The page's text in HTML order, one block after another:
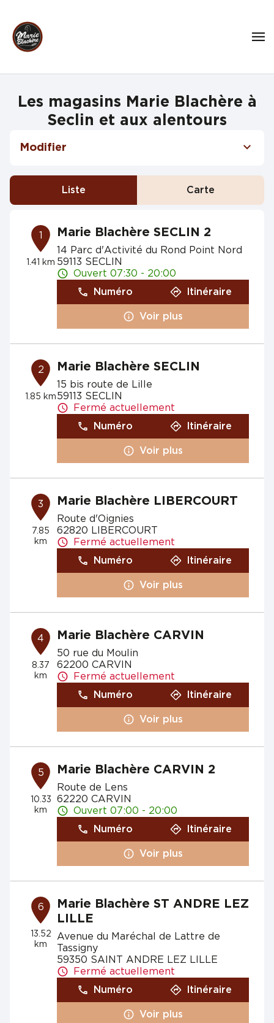
Les magasins Marie Blachère à
Seclin et aux alentours
Modifier
Liste Carte
1
1.41 km
Marie Blachère SECLIN 2
14 Parc d'Activité du Rond Point Nord
59113 SECLIN
Ouvert 07:30 - 20:00
Numéro
Itinéraire
Voir plus
2
1.85 km
Marie Blachère SECLIN
15 bis route de Lille
59113 SECLIN
Fermé actuellement
Numéro
Itinéraire
Voir plus
3
7.85
km
Marie Blachère LIBERCOURT
Route d'Oignies
62820 LIBERCOURT
Fermé actuellement
Numéro
Itinéraire
Voir plus
4
8.37
km
Marie Blachère CARVIN
50 rue du Moulin
62200 CARVIN
Fermé actuellement
Numéro
Itinéraire
Voir plus
5
10.33
km
Marie Blachère CARVIN 2
Route de Lens
62220 CARVIN
Ouvert 07:00 - 20:00
Numéro
Itinéraire
Voir plus
6
13.52
km
Marie Blachère ST ANDRE LEZ
LILLE
Avenue du Maréchal de Lattre de
Tassigny
59350 SAINT ANDRE LEZ LILLE
Fermé actuellement
Numéro
Itinéraire
Voir plus